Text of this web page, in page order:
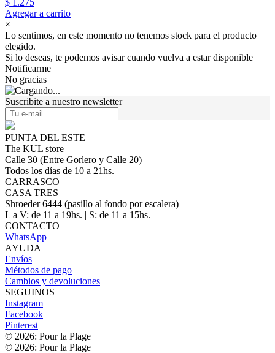
$ 1.275
Agregar a carrito
×
Lo sentimos, en este momento no tenemos stock para el producto
elegido.
Si lo deseas, te podemos avisar cuando vuelva a estar disponible
Notificarme
No gracias
Suscribite a nuestro newsletter
PUNTA DEL ESTE
The KUL store
Calle 30 (Entre Gorlero y Calle 20)
Todos los días de 10 a 21hs.
CARRASCO
CASA TRES
Shroeder 6444 (pasillo al fondo por escalera)
L a V: de 11 a 19hs. | S: de 11 a 15hs.
CONTACTO
WhatsApp
AYUDA
Envíos
Métodos de pago
Cambios y devoluciones
SEGUINOS
Instagram
Facebook
Pinterest
© 2026: Pour la Plage
© 2026: Pour la Plage